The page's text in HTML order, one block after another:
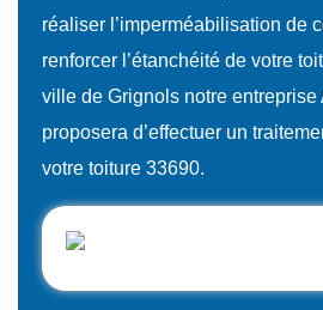
réaliser l’imperméabilisation de
renforcer l’étanchéité de votre
ville de Grignols notre entreprise
proposera d’effectuer un
votre toiture 33690.